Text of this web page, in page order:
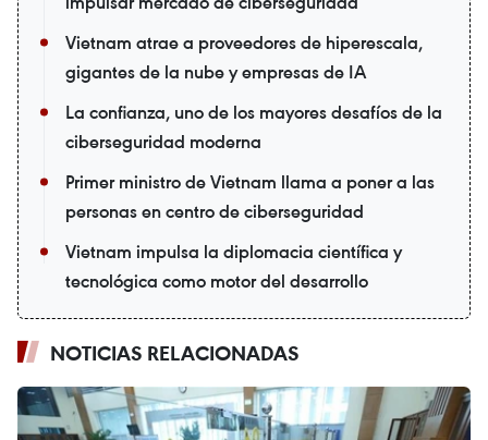
Vietnam atrae a proveedores de hiperescala,
gigantes de la nube y empresas de IA
La confianza, uno de los mayores desafíos de la
ciberseguridad moderna
Primer ministro de Vietnam llama a poner a las
personas en centro de ciberseguridad
Vietnam impulsa la diplomacia científica y
tecnológica como motor del desarrollo
NOTICIAS RELACIONADAS